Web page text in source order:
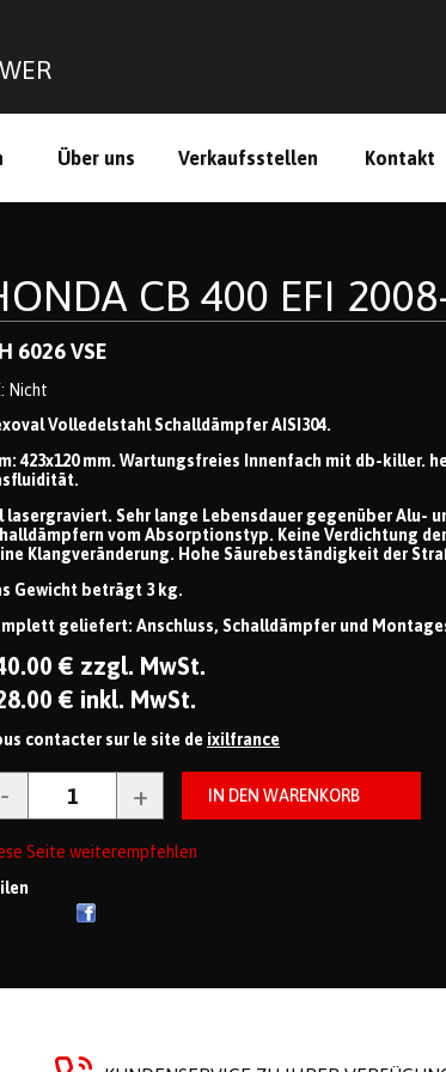
Über uns Verkaufsstellen Kontakt
CB 400 EFI
6026 VSE
Nicht
Volledelstahl Schalldämpfer AISI304.
423x120 mm. Wartungsfreies Innenfach mit db-killer.
lasergraviert. Sehr lange Lebensdauer gegenüber Alu-
vom Absorptionstyp. Keine Verdichtung
Klangveränderung. Hohe Säurebeständigkeit der
Gewicht beträgt 3 kg.
geliefert: Anschluss, Schalldämpfer und
.00 € zzgl. MwSt.
.00 € inkl. MwSt.
contacter sur le site de ixilfrance
Seite weiterempfehlen